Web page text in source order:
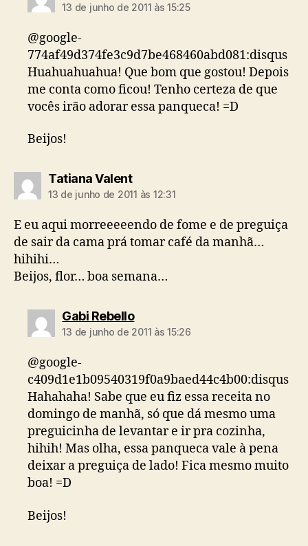
13 de junho de 2011 às 15:25
@google-
774af49d374fe3c9d7be468460abd081:disqus
Huahuahuahua! Que bom que gostou! Depois
me conta como ficou! Tenho certeza de que
vocês irão adorar essa panqueca! =D
Beijos!
Tatiana Valentdiz:
13 de junho de 2011 às 12:31
E eu aqui morreeeeendo de fome e de preguiça
de sair da cama prá tomar café da manhã…
hihihi…
Beijos, flor… boa semana…
Gabi Rebellodiz:
13 de junho de 2011 às 15:26
@google-
c409d1e1b09540319f0a9baed44c4b00:disqus
Hahahaha! Sabe que eu fiz essa receita no
domingo de manhã, só que dá mesmo uma
preguicinha de levantar e ir pra cozinha,
hihih! Mas olha, essa panqueca vale à pena
deixar a preguiça de lado! Fica mesmo muito
boa! =D
Beijos!